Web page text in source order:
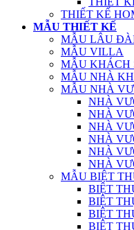
THIẾT KẾ
MẪU THIẾT KẾ
MẪU LÂU
MẪU VILLA
MẪU KHÁCH
MẪU NHÀ
MẪU NHÀ
NHÀ
NHÀ
NHÀ
NHÀ
NHÀ
NHÀ
MẪU BIỆT
BIỆT
BIỆT
BIỆT
BIỆT